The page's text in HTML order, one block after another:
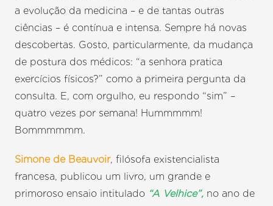
a evolução da medicina – e de tantas outras
ciências – é contínua e intensa. Sempre há novas
descobertas. Gosto, particularmente, da mudança
de postura dos médicos: “a senhora pratica
exercícios físicos?” como a primeira pergunta da
consulta. E, com orgulho, eu respondo “sim” –
quatro vezes por semana! Hummmmm!
Bommmmmm.
Simone de Beauvoir, filósofa existencialista
francesa, publicou um livro, um grande e
primoroso ensaio intitulado “A Velhice”, no ano de